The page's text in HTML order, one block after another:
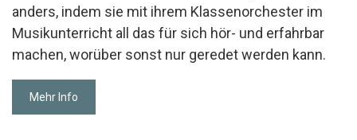
anders, indem sie mit ihrem Klassenorchester im
Musikunterricht all das für sich hör- und erfahrbar
machen, worüber sonst nur geredet werden kann.
Mehr Info